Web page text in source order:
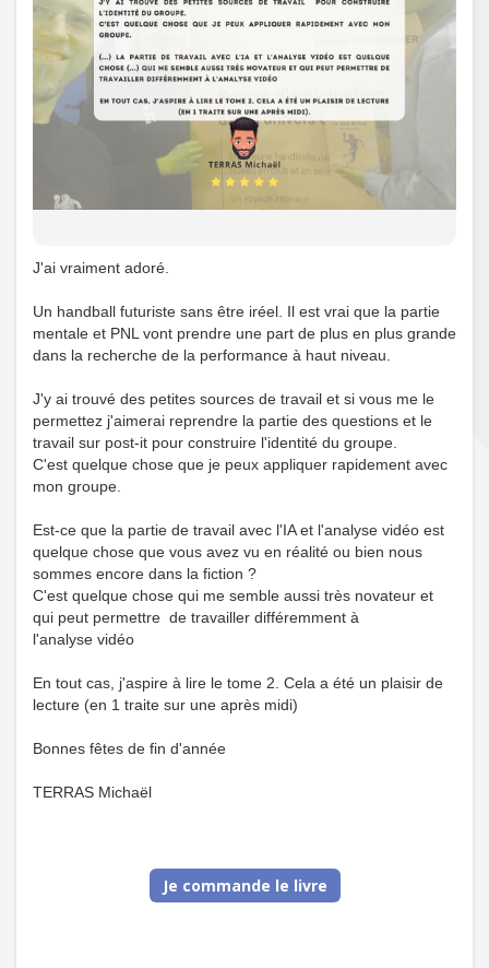
J'ai vraiment adoré.
Un handball futuriste sans être iréel. Il est vrai que la partie
mentale et PNL vont prendre une part de plus en plus grande
dans la recherche de la performance à haut niveau.
J'y ai trouvé des petites sources de travail et si vous me le
permettez j'aimerai reprendre la partie des questions et le
travail sur post-it pour construire l'identité du groupe.
C'est quelque chose que je peux appliquer rapidement avec
mon groupe.
Est-ce que la partie de travail avec l'IA et l'analyse vidéo est
quelque chose que vous avez vu en réalité ou bien nous
sommes encore dans la fiction ?
C'est quelque chose qui me semble aussi très novateur et
qui peut permettre de travailler différemment à
l'analyse vidéo
En tout cas, j'aspire à lire le tome 2. Cela a été un plaisir de
lecture (en 1 traite sur une après midi)
Bonnes fêtes de fin d'année
TERRAS Michaël
Je commande le livre